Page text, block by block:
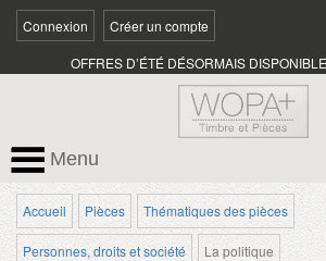
Connexion Créer un compte
OFFRES D’ÉTÉ DÉSORMAIS
Menu
Accueil Pièces Thématiques des pièces
Personnes, droits et société La politique